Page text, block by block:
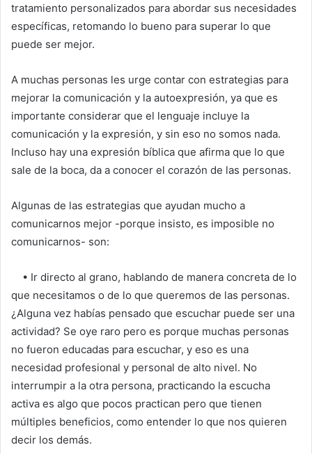
tratamiento personalizados para abordar sus necesidades
específicas, retomando lo bueno para superar lo que
puede ser mejor.
A muchas personas les urge contar con estrategias para
mejorar la comunicación y la autoexpresión, ya que es
importante considerar que el lenguaje incluye la
comunicación y la expresión, y sin eso no somos nada.
Incluso hay una expresión bíblica que afirma que lo que
sale de la boca, da a conocer el corazón de las personas.
Algunas de las estrategias que ayudan mucho a
comunicarnos mejor -porque insisto, es imposible no
comunicarnos- son:
• Ir directo al grano, hablando de manera concreta de lo
que necesitamos o de lo que queremos de las personas.
¿Alguna vez habías pensado que escuchar puede ser una
actividad? Se oye raro pero es porque muchas personas
no fueron educadas para escuchar, y eso es una
necesidad profesional y personal de alto nivel. No
interrumpir a la otra persona, practicando la escucha
activa es algo que pocos practican pero que tienen
múltiples beneficios, como entender lo que nos quieren
decir los demás.